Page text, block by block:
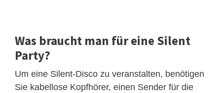
Was braucht man für eine Silent
Party?
Um eine Silent-Disco zu veranstalten, benötigen
Sie kabellose Kopfhörer, einen Sender für die